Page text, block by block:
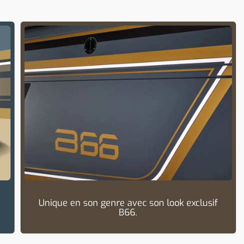
Unique en son genre avec son look exclusif
B66.